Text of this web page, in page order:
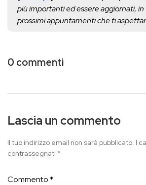
più importanti ed essere aggiornati,
prossimi appuntamenti che ti
0 commenti
Lascia un commento
Il tuo indirizzo email non sarà pubblicato. I
contrassegnati *
Commento*